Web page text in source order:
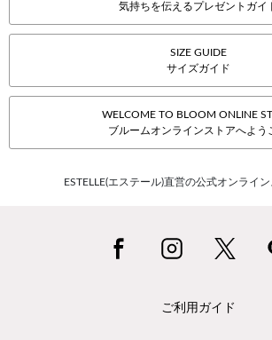
気持ちを伝えるプレゼントガイ
SIZE GUIDE
サイズガイド
WELCOME TO BLOOM ONLINE
ブルームオンラインストアへよう
ESTELLE(エステール)直営の公式オンライン
ご利用ガイド